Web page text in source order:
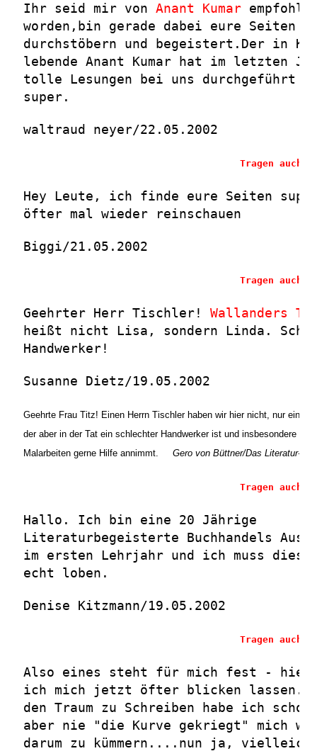
Ihr seid mir von Anant Kumar
worden,bin gerade dabei eure Seiten
durchstöbern und begeistert.Der in
lebende Anant Kumar hat im letzten
tolle Lesungen bei uns durchgeführt
super.
waltraud neyer/22.05.2002
Tragen auch
Hey Leute, ich finde eure Seiten
öfter mal wieder reinschauen
Biggi/21.05.2002
Tragen auch
Geehrter Herr Tischler! Wallanders
heißt nicht Lisa, sondern Linda.
Handwerker!
Susanne Dietz/19.05.2002
Geehrte Frau Titz! Einen Herrn Tischler haben wir hier nicht, nur einen
der aber in der Tat ein schlechter Handwerker ist und insbesondere bei
Malarbeiten gerne Hilfe annimmt. Gero von Büttner/Das Literatur-
Tragen auch
Hallo. Ich bin eine 20 Jährige
Literaturbegeisterte Buchhandels
im ersten Lehrjahr und ich muss
echt loben.
Denise Kitzmann/19.05.2002
Tragen auch
Also eines steht für mich fest - hier
ich mich jetzt öfter blicken
den Traum zu Schreiben habe ich
aber nie "die Kurve gekriegt" mich
darum zu kümmern....nun ja,